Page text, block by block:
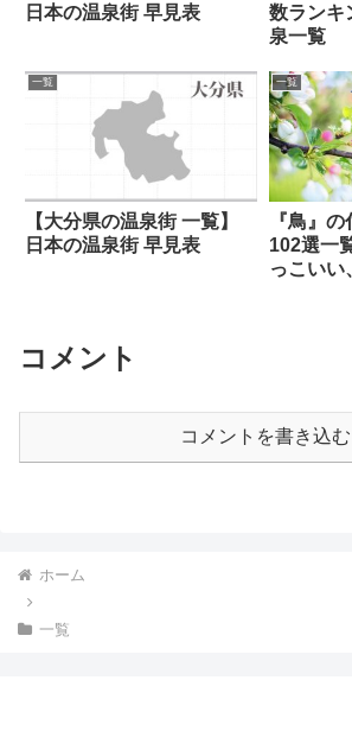
日本の温泉街 早見表
数ランキ
泉一覧
一覧
【大分県の温泉街 一覧】
日本の温泉街 早見表
一覧
『鳥』
102選一
っこいい
コメント
コメントを書き込む
ホーム
一覧